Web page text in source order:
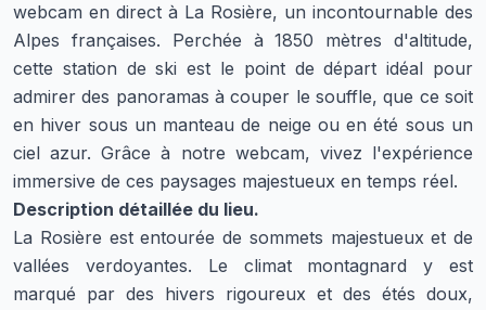
webcam en direct à La Rosière, un incontournable des
Alpes françaises. Perchée à 1850 mètres d'altitude,
cette station de ski est le point de départ idéal pour
admirer des panoramas à couper le souffle, que ce soit
en hiver sous un manteau de neige ou en été sous un
ciel azur. Grâce à notre webcam, vivez l'expérience
immersive de ces paysages majestueux en temps réel.
Description détaillée du lieu.
La Rosière est entourée de sommets majestueux et de
vallées verdoyantes. Le climat montagnard y est
marqué par des hivers rigoureux et des étés doux,